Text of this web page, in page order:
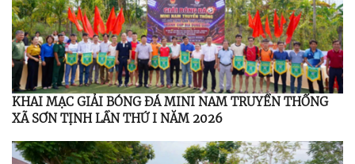
KHAI MẠC GIẢI BÓNG ĐÁ MINI NAM TRUYỀN THỐNG
XÃ SƠN TỊNH LẦN THỨ I NĂM 2026